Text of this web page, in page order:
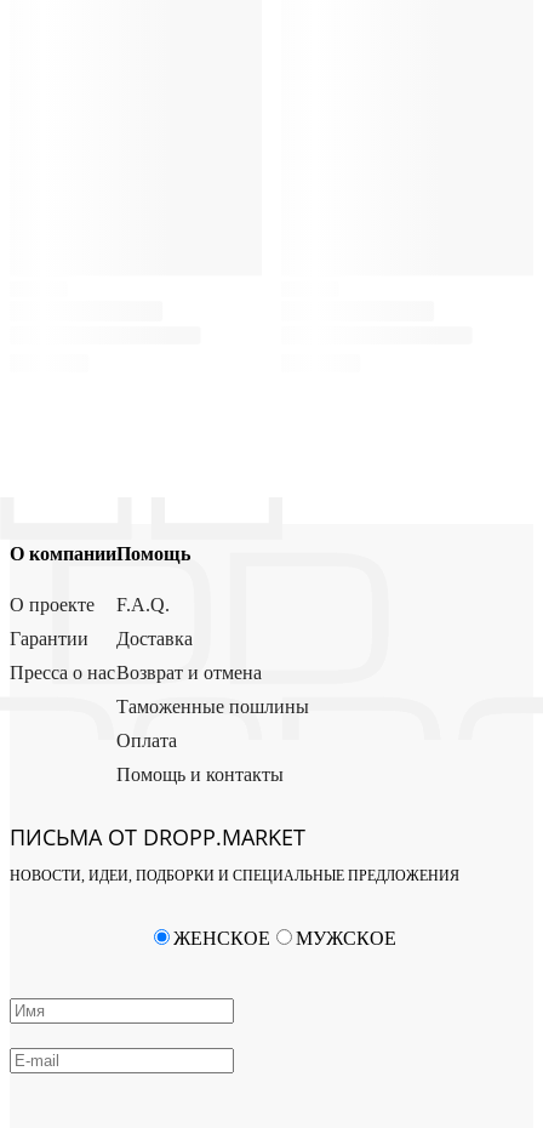
О компании
О проекте
Гарантии
Пресса о нас
Помощь
F.A.Q.
Доставка
Возврат и отмена
Таможенные пошлины
Оплата
Помощь и контакты
ПИСЬМА ОТ DROPP.MARKET
НОВОСТИ, ИДЕИ, ПОДБОРКИ И СПЕЦИАЛЬНЫЕ ПРЕДЛОЖЕНИЯ
ЖЕНСКОЕ МУЖСКОЕ